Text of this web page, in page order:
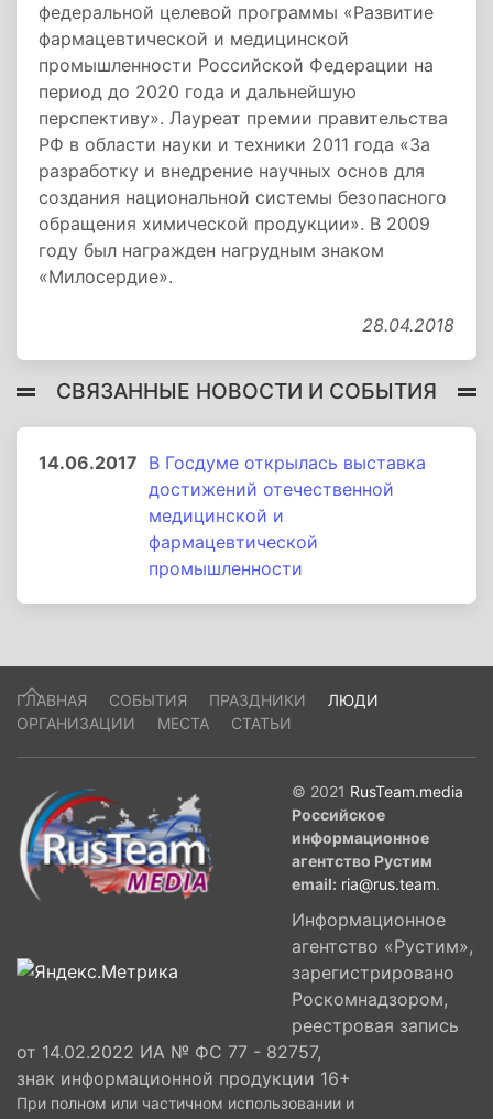
федеральной целевой программы «Развитие
фармацевтической и медицинской
промышленности Российской Федерации на
период до 2020 года и дальнейшую
перспективу». Лауреат премии правительства
РФ в области науки и техники 2011 года «За
разработку и внедрение научных основ для
создания национальной системы безопасного
обращения химической продукции». В 2009
году был награжден нагрудным знаком
«Милосердие».
28.04.2018
СВЯЗАННЫЕ НОВОСТИ И СОБЫТИЯ
14.06.2017 В Госдуме открылась выставка
достижений отечественной
медицинской и
фармацевтической
промышленности
ГЛАВНАЯ СОБЫТИЯ ПРАЗДНИКИ
ЛЮДИ
ОРГАНИЗАЦИИ
МЕСТА СТАТЬИ
© 2021 RusTeam.media
Российское
информационное
агентство Рустим
email: ria@rus.team.
Информационное
агентство «Рустим»,
зарегистрировано
Роскомнадзором,
реестровая запись
от 14.02.2022 ИА № ФС 77 - 82757,
знак информационной продукции 16+
При полном или частичном использовании и